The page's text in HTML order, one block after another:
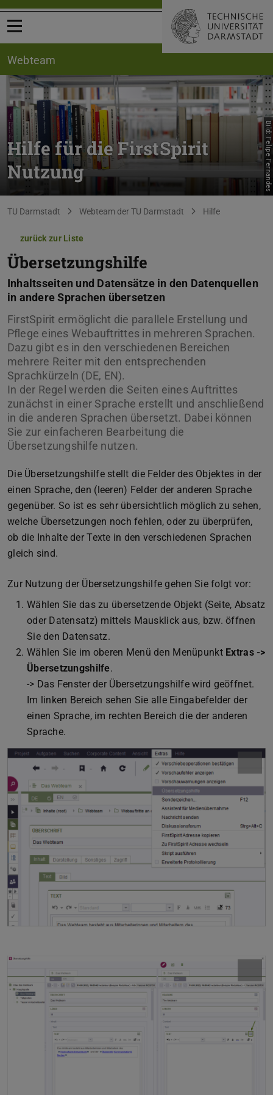
Menü öffnen
Webteam
Hilfe für die FirstSpirit
Nutzung
Bild: Felipe Fernandes
Sie befinden sich hier:
TU Darmstadt Webteam der TU Darmstadt Hilfe
zurück zur Liste
Übersetzungshilfe
Inhaltsseiten und Datensätze in den Datenquellen
in andere Sprachen übersetzen
FirstSpirit ermöglicht die parallele Erstellung und
Pflege eines Webauftrittes in mehreren Sprachen.
Dazu gibt es in den verschiedenen Bereichen
mehrere Reiter mit den entsprechenden
Sprachkürzeln (DE, EN).
In der Regel werden die Seiten eines Auftrittes
zunächst in einer Sprache erstellt und anschließend
in die anderen Sprachen übersetzt. Dabei können
Sie zur einfacheren Bearbeitung die
Übersetzungshilfe nutzen.
Die Übersetzungshilfe stellt die Felder des Objektes in der
einen Sprache, den (leeren) Felder der anderen Sprache
gegenüber. So ist es sehr übersichtlich möglich zu sehen,
welche Übersetzungen noch fehlen, oder zu überprüfen,
ob die Inhalte der Texte in den verschiedenen Sprachen
gleich sind.
Zur Nutzung der Übersetzungshilfe gehen Sie folgt vor:
Wählen Sie das zu übersetzende Objekt (Seite, Absatz
oder Datensatz) mittels Mausklick aus, bzw. öffnen
Sie den Datensatz.
Wählen Sie im oberen Menü den Menüpunkt Extras ->
Übersetzungshilfe.
-> Das Fenster der Übersetzungshilfe wird geöffnet.
Im linken Bereich sehen Sie alle Eingabefelder der
einen Sprache, im rechten Bereich die der anderen
Sprache.